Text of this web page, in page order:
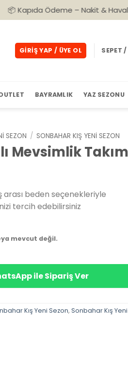
– Nakit & Havale/EFT
GIRIŞ YAP / ÜYE OL SEPET /
BAYRAMLIK YAZ SEZONU
SEZON / SONBAHAR KIŞ YENI SEZON
Mevsimlik Takım
beden seçenekleriyle
tercih edebilirsiniz
mevcut değil.
ile Sipariş Ver
Kış Yeni Sezon, Sonbahar Kış